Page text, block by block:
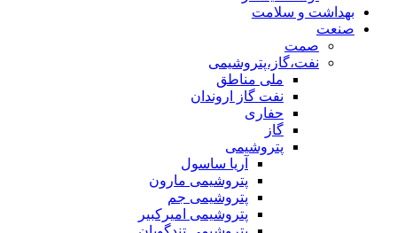
بهداشت و سلامت
صنعت
صمت
نفت،گاز،پتروشیمی
ملی مناطق
نفت گاز اروندان
حفاری
گاز
پتروشیمی
آریا ساسول
پتروشیمی مارون
پتروشیمی جم
پتروشیمی امیرکبیر